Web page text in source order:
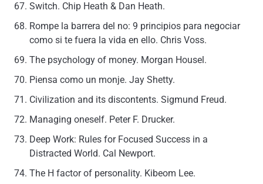
Switch. Chip Heath & Dan Heath.
Rompe la barrera del no: 9 principios para negociar
como si te fuera la vida en ello. Chris Voss.
The psychology of money. Morgan Housel.
Piensa como un monje. Jay Shetty.
Civilization and its discontents. Sigmund Freud.
Managing oneself. Peter F. Drucker.
Deep Work: Rules for Focused Success in a
Distracted World. Cal Newport.
The H factor of personality. Kibeom Lee.